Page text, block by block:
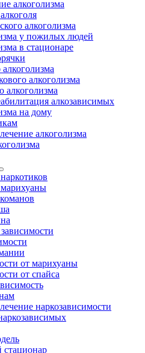
алкоголизма
алкоголизма
у пожилых людей
в стационаре
алкоголизма
алкоголизма
алкозависимых
на дому
алкоголизма
от марихуаны
от спайса
наркозависимости
стационар